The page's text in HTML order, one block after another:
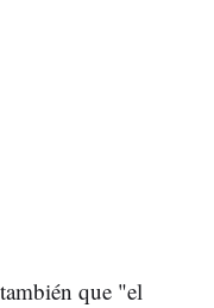
que "el